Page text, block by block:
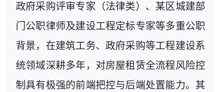
政府采购评审专家（法律类）、某区城建部
门公职律师及建设工程定标专家等多重公职
背景，在建筑工务、政府采购等工程建设系
统领域深耕多年，对房屋租赁全流程风险控
制具有极强的前端把控与后端处置能力。其